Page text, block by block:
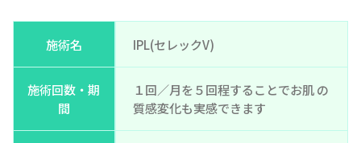
施術名 IPL(セレックV)
施術回数・期
間
１回／月を５回程することでお肌 の
質感変化も実感できます